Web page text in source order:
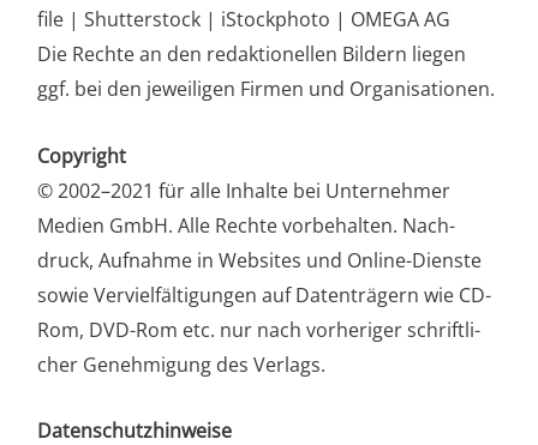
file | Shut­ter­stock | iStock­pho­to | OMEGA AG
Die Rech­te an den redak­tio­nel­len Bil­dern lie­gen
ggf. bei den jewei­li­gen Fir­men und Organisationen.
Copy­right
© 2002–2021 für alle Inhal­te bei Unter­neh­mer
Medi­en GmbH. Alle Rech­te vor­be­hal­ten. Nach­
druck, Auf­nah­me in Web­sites und Online-Diens­te
sowie Ver­viel­fäl­ti­gun­gen auf Daten­trä­gern wie CD-
Rom, DVD-Rom etc. nur nach vor­he­ri­ger schrift­li­
cher Geneh­mi­gung des Verlags.
Daten­schutz­hin­wei­se